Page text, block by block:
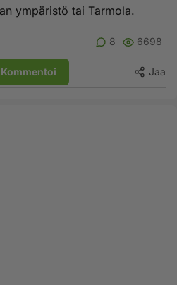
ympäristö tai Tarmola.
8 6698
Kommentoi Jaa